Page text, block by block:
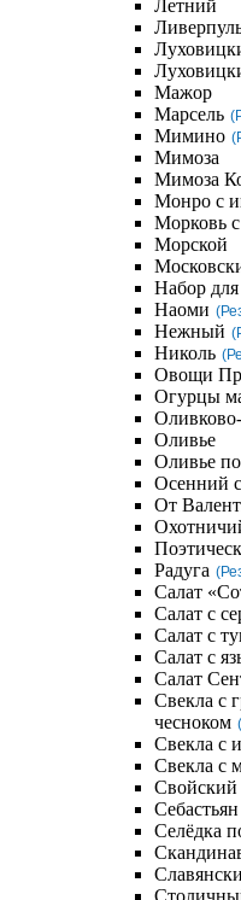
Летний
Мажор
Марсель
Мимино
Мимоза
Мимоза
Монро с
Морковь
Морской
Набор
Наоми
Нежный
Николь
Овощи
Огурцы
Оливье
Оливье
Осенний
От
Радуга
Салат
Салат с
Салат с
Салат с
Салат
Свекла с
чесноком
Свекла с
Свекла с
Свойский
Себастьян
Селёдка